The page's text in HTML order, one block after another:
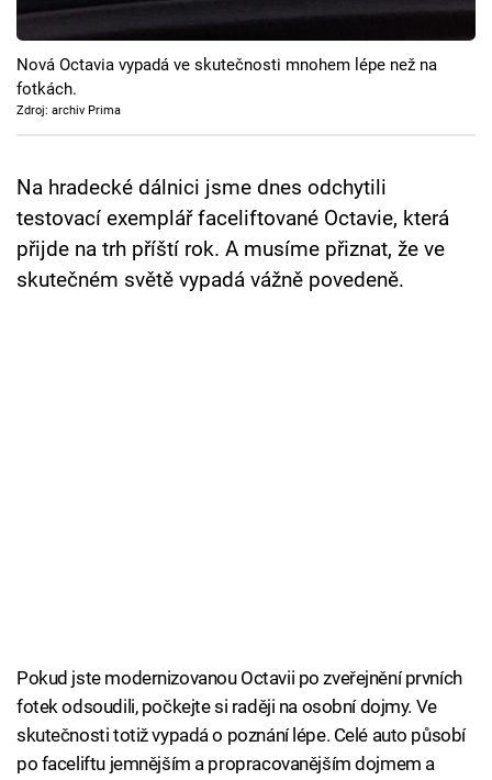
Pořady
TV Program
Sledujte prima+
Přihlášení
Nová Octavia vypadá ve skutečnosti mnohem lépe než na
fotkách.
Zdroj: archiv Prima
Na hradecké dálnici jsme dnes odchytili
testovací exemplář faceliftované Octavie, která
přijde na trh příští rok. A musíme přiznat, že ve
skutečném světě vypadá vážně povedeně.
Pokud jste modernizovanou Octavii po zveřejnění prvních
fotek odsoudili, počkejte si raději na osobní dojmy. Ve
skutečnosti totiž vypadá o poznání lépe. Celé auto působí
po faceliftu jemnějším a propracovanějším dojmem a